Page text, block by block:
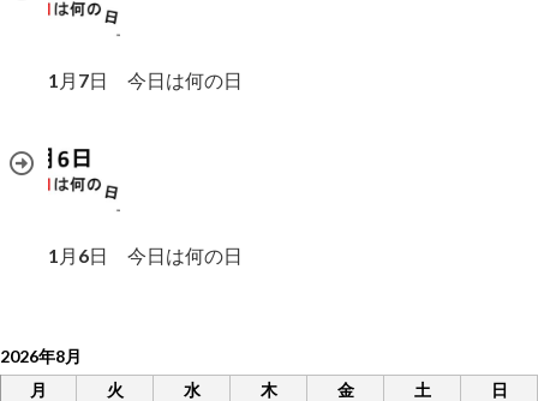
1月7日 今日は何の日
1月6日 今日は何の日
2026年8月
月
火 水 木 金 土 日